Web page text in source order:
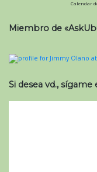
Calendar
Miembro de
Si desea vd.,